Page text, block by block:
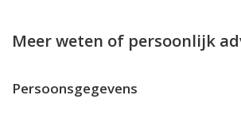
Meer weten of persoonlijk
Persoonsgegevens